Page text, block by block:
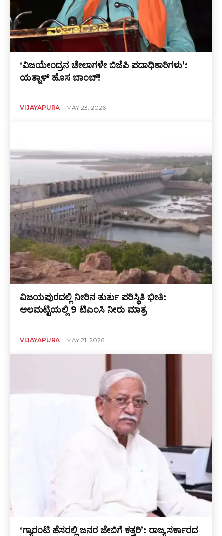
‘ವಿಜಯೇಂದ್ರನ ಚೇಲಾಗಳೇ ಬಿಜೆಪಿ ಪದಾಧಿಕಾರಿಗಳು’:
ಯತ್ನಾಳ್ ಹೊಸ ಬಾಂಬ್!
VIJAYAPURA MAY 23, 2026
ವಿಜಯಪುರದಲ್ಲಿ ನೀರಿನ ತುರ್ತು ಪರಿಸ್ಥಿತಿ ಭೀತಿ:
ಆಲಮಟ್ಟಿಯಲ್ಲಿ 9 ಟಿಎಂಸಿ ನೀರು ಮಾತ್ರ
VIJAYAPURA MAY 21, 2026
‘ಗ್ಯಾರಂಟಿ ಹೆಸರಲ್ಲಿ ಜನರ ಜೇಬಿಗೆ ಕತ್ತರಿ’: ರಾಜ್ಯ ಸರ್ಕಾರದ